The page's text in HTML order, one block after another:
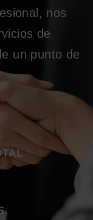
nos
de
un punto de